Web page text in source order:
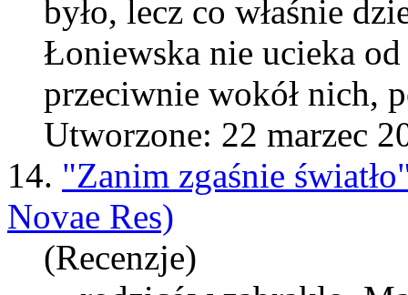
było, lecz co właśnie
Łoniewska nie ucieka
przeciwnie wokół nich,
Utworzone: 22 marzec
14. "Zanim zgaśnie
Novae Res)
(Recenzje)